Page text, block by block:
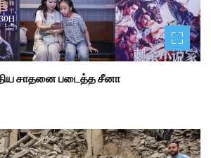
சாதனை படைத்த சீனா